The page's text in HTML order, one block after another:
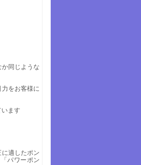
同じような
をお客様に
ます
適したポン
パワーポン